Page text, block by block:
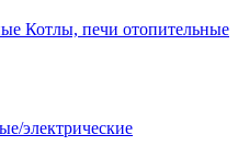
Котлы, печи отопительные
электрические